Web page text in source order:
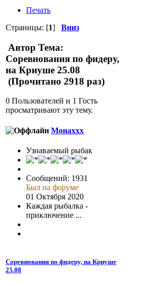
Печать
Страницы: [1] Вниз
Автор Тема:
Соревнования по фидеру,
на Криуше 25.08
(Прочитано 2918 раз)
0 Пользователей и 1 Гость
просматривают эту тему.
Монаххх
Узнаваемый рыбак
Сообщений: 1931
Был на форуме
01 Октября 2020
Каждая рыбалка -
приключение ...
Соревнования по фидеру, на Криуше
25.08